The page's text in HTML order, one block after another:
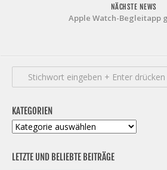
NÄCHSTE NEWS
Apple Watch-Begleitapp
KATEGORIEN
Kategorien
LETZTE UND BELIEBTE BEITRÄGE